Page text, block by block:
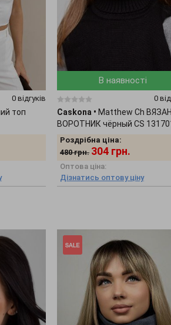
0 відгуків
топ
В наявності
0
Caskona • Matthew Ch
ВОРОТНИК чёрный CS
Роздрібна ціна:
480 грн. 304 грн.
Оптова ціна:
Дізнатись оптову ціну